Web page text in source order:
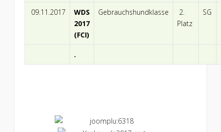
09.11.2017
WDS
2017
(FCI)
Gebrauchshundklasse
2.
Platz
SG
.